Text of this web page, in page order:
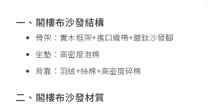
一、閣樓布沙發結構
骨架：實木框架+進口織帶+鍍鈦沙發腳
坐墊：高密度泡棉
背靠：羽絨+絲棉+高密度碎棉
二、閣樓布沙發材質